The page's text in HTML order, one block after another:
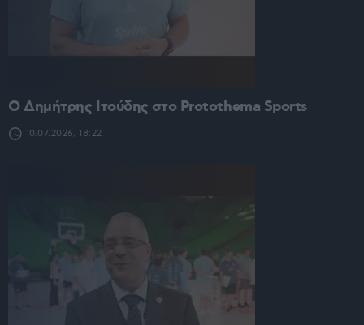
O Δημήτρης Ιτούδης στο Protothema Sports
10.07.2026, 18:22